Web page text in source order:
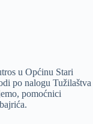
u Općinu Stari
po nalogu Tužilaštva
pomoćnici